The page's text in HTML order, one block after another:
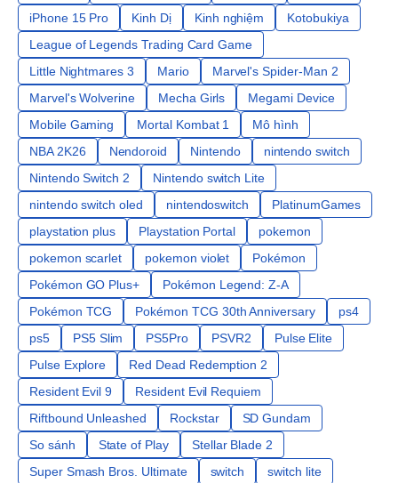
iPhone 15 Pro
Kinh Dị Kinh nghiệm
Kotobukiya
League of Legends Trading Card Game
Little Nightmares 3
Mario
Marvel's Spider-Man 2
Marvel's Wolverine
Mecha Girls
Megami Device
Mobile Gaming
Mortal Kombat 1
Mô hình
NBA 2K26
Nendoroid Nintendo
nintendo switch
Nintendo Switch 2
Nintendo switch Lite
nintendo switch oled
nintendoswitch
PlatinumGames
playstation plus
Playstation Portal
pokemon
pokemon scarlet
pokemon violet
Pokémon
Pokémon GO Plus+
Pokémon Legend: Z-A
Pokémon TCG
Pokémon TCG 30th Anniversary
ps4
ps5
PS5 Slim PS5Pro PSVR2
Pulse Elite
Pulse Explore
Red Dead Redemption 2
Resident Evil 9
Resident Evil Requiem
Riftbound Unleashed
Rockstar
SD Gundam
So sánh
State of Play
Stellar Blade 2
Super Smash Bros. Ultimate
switch
switch lite